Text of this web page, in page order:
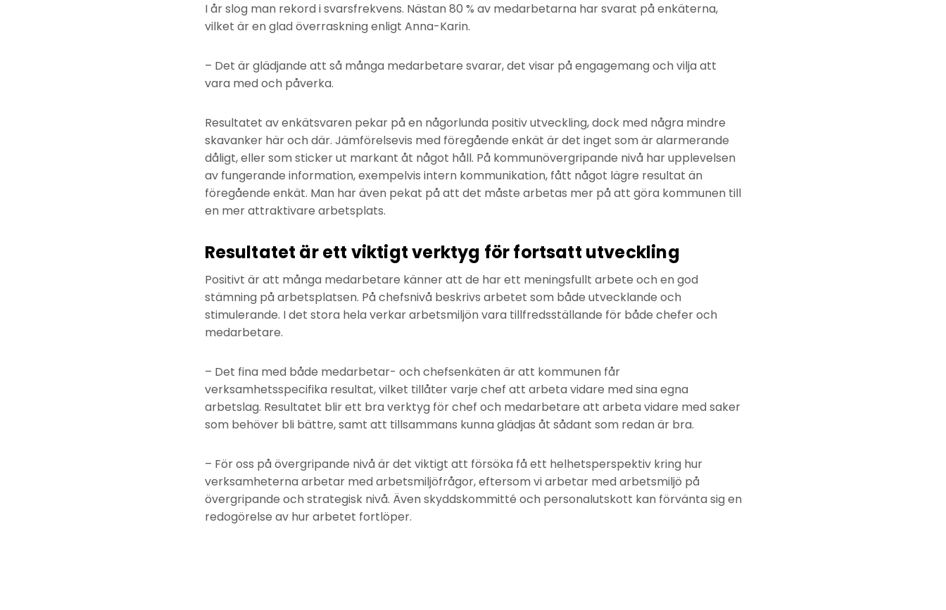
I år slog man rekord i svarsfrekvens. Nästan 80 % av medarbetarna har svarat på enkäterna,
vilket är en glad överraskning enligt Anna-Karin.
– Det är glädjande att så många medarbetare svarar, det visar på engagemang och vilja att
vara med och påverka.
Resultatet av enkätsvaren pekar på en någorlunda positiv utveckling, dock med några mindre
skavanker här och där. Jämförelsevis med föregående enkät är det inget som är alarmerande
dåligt, eller som sticker ut markant åt något håll. På kommunövergripande nivå har upplevelsen
av fungerande information, exempelvis intern kommunikation, fått något lägre resultat än
föregående enkät. Man har även pekat på att det måste arbetas mer på att göra kommunen till
en mer attraktivare arbetsplats.
Resultatet är ett viktigt verktyg för fortsatt utveckling
Positivt är att många medarbetare känner att de har ett meningsfullt arbete och en god
stämning på arbetsplatsen. På chefsnivå beskrivs arbetet som både utvecklande och
stimulerande. I det stora hela verkar arbetsmiljön vara tillfredsställande för både chefer och
medarbetare.
– Det fina med både medarbetar- och chefsenkäten är att kommunen får
verksamhetsspecifika resultat, vilket tillåter varje chef att arbeta vidare med sina egna
arbetslag. Resultatet blir ett bra verktyg för chef och medarbetare att arbeta vidare med saker
som behöver bli bättre, samt att tillsammans kunna glädjas åt sådant som redan är bra.
– För oss på övergripande nivå är det viktigt att försöka få ett helhetsperspektiv kring hur
verksamheterna arbetar med arbetsmiljöfrågor, eftersom vi arbetar med arbetsmiljö på
övergripande och strategisk nivå. Även skyddskommitté och personalutskott kan förvänta sig en
redogörelse av hur arbetet fortlöper.